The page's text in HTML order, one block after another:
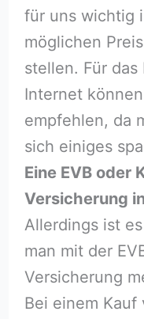
für uns wichtig
möglichen
stellen. Für das
Internet
empfehlen, da
sich einiges
Eine EVB oder
Versicherung
Allerdings ist
man mit der
Versicherung
Bei einem Kauf